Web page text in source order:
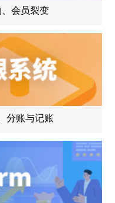
会员裂变
分账与记账